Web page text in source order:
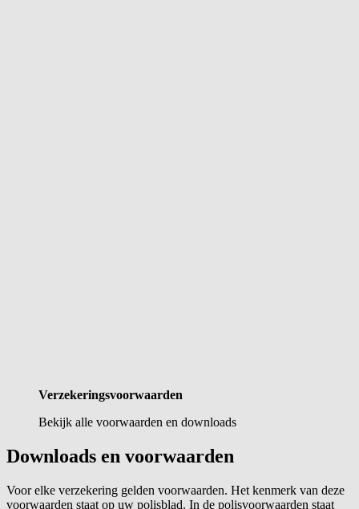
Verzekeringsvoorwaarden
Bekijk alle voorwaarden en downloads
Downloads en voorwaarden
Voor elke verzekering gelden voorwaarden. Het kenmerk van deze
voorwaarden staat op uw polisblad. In de polisvoorwaarden staat